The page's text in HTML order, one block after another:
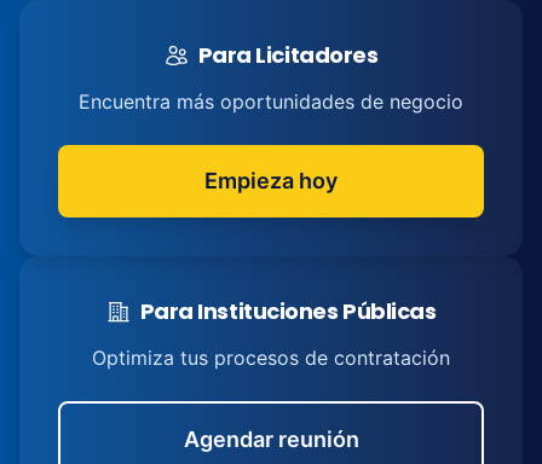
Para Licitadores
Encuentra más oportunidades de negocio
Empieza hoy
Para Instituciones Públicas
Optimiza tus procesos de contratación
Agendar reunión